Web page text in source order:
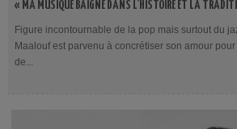
« MA MUSIQUE BAIGNE DANS L’HISTOIRE ET LA
IBRAHIM MAALOUF PAR DAVID-EMMANUEL THOMAS
Figure incontournable de la pop mais surtout du
Maalouf est parvenu à concrétiser son amour
de...